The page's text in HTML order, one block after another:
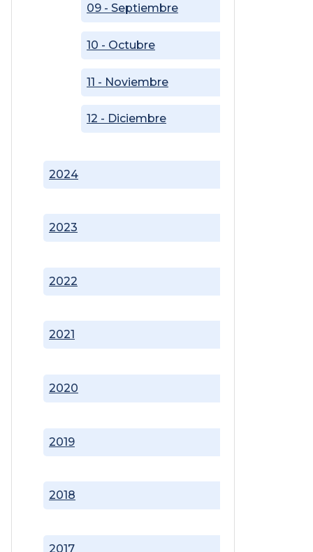
2017
2018
2019
2020
2021
2022
2023
2024
09 - Septiembre
10 - Octubre
11 - Noviembre
12 - Diciembre